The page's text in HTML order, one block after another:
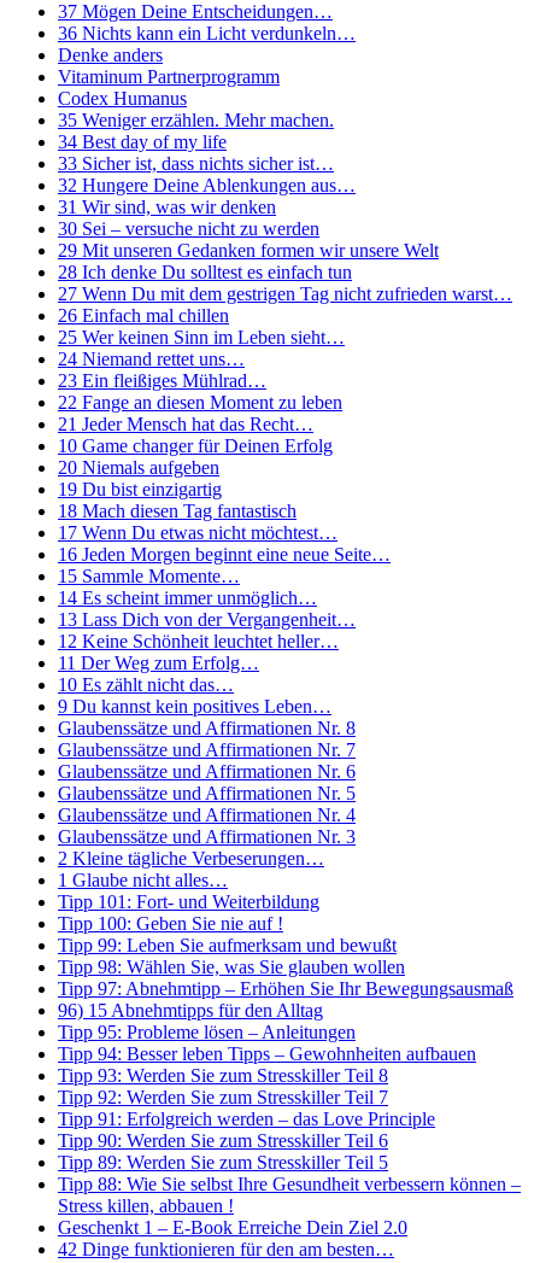
37 Mögen Deine Entscheidungen…
36 Nichts kann ein Licht verdunkeln…
Denke anders
Vitaminum Partnerprogramm
Codex Humanus
35 Weniger erzählen. Mehr machen.
34 Best day of my life
33 Sicher ist, dass nichts sicher ist…
32 Hungere Deine Ablenkungen aus…
31 Wir sind, was wir denken
30 Sei – versuche nicht zu werden
29 Mit unseren Gedanken formen wir unsere Welt
28 Ich denke Du solltest es einfach tun
27 Wenn Du mit dem gestrigen Tag nicht zufrieden warst…
26 Einfach mal chillen
25 Wer keinen Sinn im Leben sieht…
24 Niemand rettet uns…
23 Ein fleißiges Mühlrad…
22 Fange an diesen Moment zu leben
21 Jeder Mensch hat das Recht…
10 Game changer für Deinen Erfolg
20 Niemals aufgeben
19 Du bist einzigartig
18 Mach diesen Tag fantastisch
17 Wenn Du etwas nicht möchtest…
16 Jeden Morgen beginnt eine neue Seite…
15 Sammle Momente…
14 Es scheint immer unmöglich…
13 Lass Dich von der Vergangenheit…
12 Keine Schönheit leuchtet heller…
11 Der Weg zum Erfolg…
10 Es zählt nicht das…
9 Du kannst kein positives Leben…
Glaubenssätze und Affirmationen Nr. 8
Glaubenssätze und Affirmationen Nr. 7
Glaubenssätze und Affirmationen Nr. 6
Glaubenssätze und Affirmationen Nr. 5
Glaubenssätze und Affirmationen Nr. 4
Glaubenssätze und Affirmationen Nr. 3
2 Kleine tägliche Verbeserungen…
1 Glaube nicht alles…
Tipp 101: Fort- und Weiterbildung
Tipp 100: Geben Sie nie auf !
Tipp 99: Leben Sie aufmerksam und bewußt
Tipp 98: Wählen Sie, was Sie glauben wollen
Tipp 97: Abnehmtipp – Erhöhen Sie Ihr Bewegungsausmaß
96) 15 Abnehmtipps für den Alltag
Tipp 95: Probleme lösen – Anleitungen
Tipp 94: Besser leben Tipps – Gewohnheiten aufbauen
Tipp 93: Werden Sie zum Stresskiller Teil 8
Tipp 92: Werden Sie zum Stresskiller Teil 7
Tipp 91: Erfolgreich werden – das Love Principle
Tipp 90: Werden Sie zum Stresskiller Teil 6
Tipp 89: Werden Sie zum Stresskiller Teil 5
Tipp 88: Wie Sie selbst Ihre Gesundheit verbessern können –
Stress killen, abbauen !
Geschenkt 1 – E-Book Erreiche Dein Ziel 2.0
42 Dinge funktionieren für den am besten…